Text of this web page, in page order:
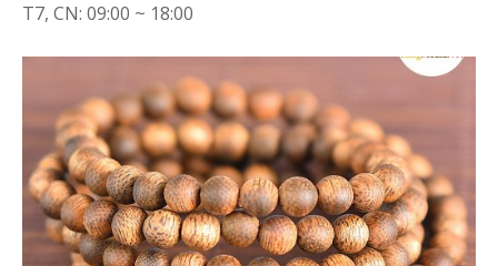
T7, CN: 09:00 ~ 18:00
VIEW